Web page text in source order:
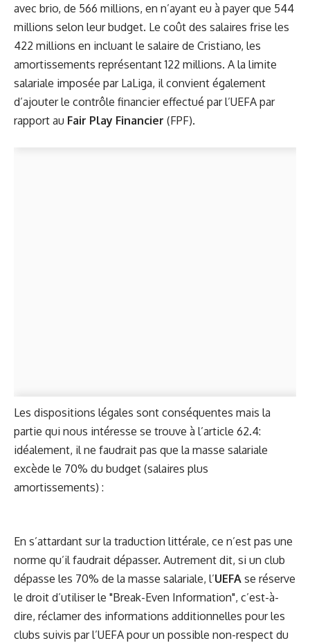
avec brio, de 566 millions, en n’ayant eu à payer que 544
millions selon leur budget. Le coût des salaires frise les
422 millions en incluant le salaire de Cristiano, les
amortissements représentant 122 millions. A la limite
salariale imposée par LaLiga, il convient également
d’ajouter le contrôle financier effectué par l’UEFA par
rapport au Fair Play Financier (FPF).
Les dispositions légales sont conséquentes mais la
partie qui nous intéresse se trouve à l’article 62.4:
idéalement, il ne faudrait pas que la masse salariale
excède le 70% du budget (salaires plus
amortissements) :
En s’attardant sur la traduction littérale, ce n’est pas une
norme qu’il faudrait dépasser. Autrement dit, si un club
dépasse les 70% de la masse salariale, l’UEFA se réserve
le droit d’utiliser le "Break-Even Information", c’est-à-
dire, réclamer des informations additionnelles pour les
clubs suivis par l’UEFA pour un possible non-respect du